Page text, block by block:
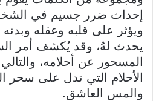
إحداث ضرر جسيم في
ويؤثر على قلبه وعقله
يحدث لهُ، وقد يُكشف أمر
المسحور عن أحلامه،
الأحلام التي تدل على سحر
والمس العاشق.